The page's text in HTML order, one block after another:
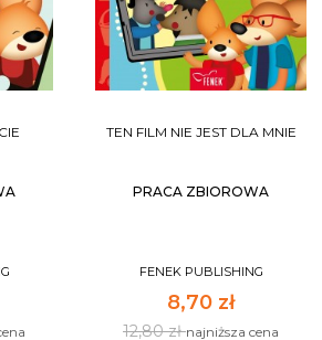
TEN FILM NIE JEST DLA MNIE
PRACA ZBIOROWA
FENEK PUBLISHING
8,70 zł
12,80 złnajniższa cena